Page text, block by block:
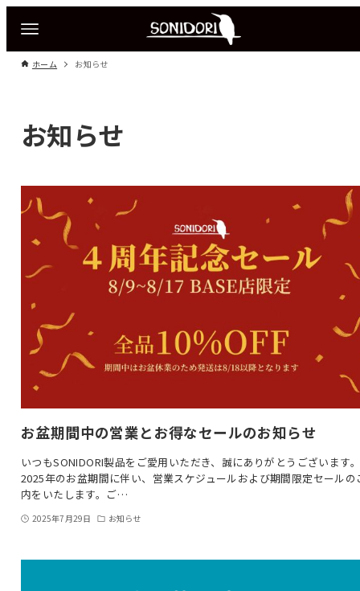
ホーム お知らせ
お知らせ
お盆期間中の営業とお得なセールのお知らせ
いつもSONIDORI製品をご愛用いただき、誠にありがとうございます。
2025年のお盆期間に伴い、営業スケジュールおよび期間限定セールの
内をいたします。ご…
2025年7月29日 お知らせ